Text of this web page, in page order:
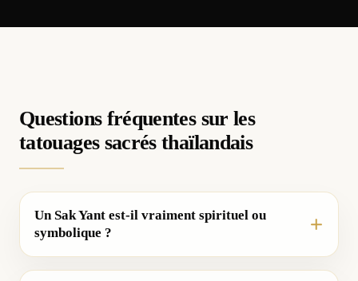
Questions fréquentes sur les
tatouages sacrés thaïlandais
Un Sak Yant est-il vraiment spirituel ou
symbolique ?